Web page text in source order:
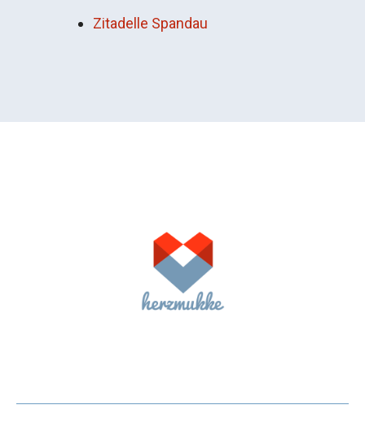
Zitadelle Spandau